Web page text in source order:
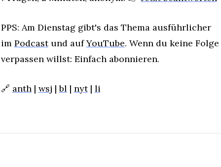
PPS: Am Dienstag gibt's das Thema ausführlicher
im Podcast und auf YouTube. Wenn du keine Folge
verpassen willst: Einfach abonnieren.
🔗 anth | wsj | bl | nyt | li